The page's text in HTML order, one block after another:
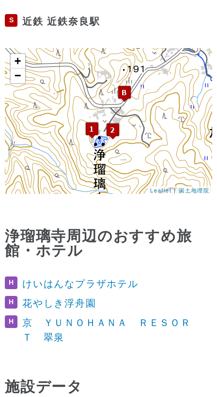
S 近鉄 近鉄奈良駅
+
−
Leaflet|国土地理院
浄瑠璃寺周辺のおすすめ旅
館・ホテル
H けいはんなプラザホテル
H 花やしき浮舟園
H
京 ＹＵＮＯＨＡＮＡ ＲＥＳＯＲ
Ｔ 翠泉
施設データ